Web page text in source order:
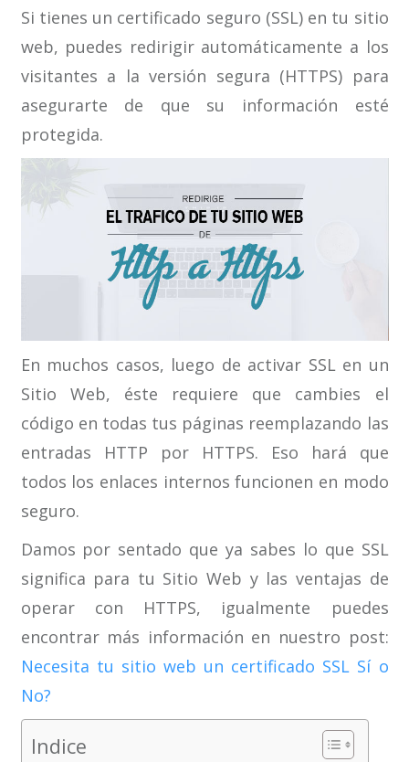
Si tienes un certificado seguro (SSL) en tu sitio
web, puedes redirigir automáticamente a los
visitantes a la versión segura (HTTPS) para
asegurarte de que su información esté
protegida.
En muchos casos, luego de activar SSL en un
Sitio Web, éste requiere que cambies el
código en todas tus páginas reemplazando las
entradas HTTP por HTTPS. Eso hará que
todos los enlaces internos funcionen en modo
seguro.
Damos por sentado que ya sabes lo que SSL
significa para tu Sitio Web y las ventajas de
operar con HTTPS, igualmente puedes
encontrar más información en nuestro post:
Necesita tu sitio web un certificado SSL Sí o
No?
Indice